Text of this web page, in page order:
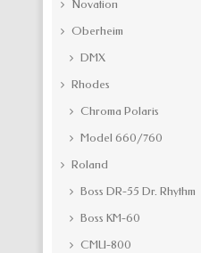
Novation
Oberheim
DMX
Rhodes
Chroma Polaris
Model 660/760
Roland
Boss DR-55 Dr. Rhythm
Boss KM-60
CMU-800